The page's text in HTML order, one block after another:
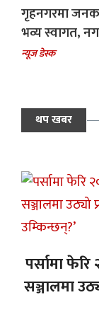
गृहनगरमा
भव्य स्वागत,
न्यूज डेस्क
थप खबर
पर्सामा
सञ्जालमा